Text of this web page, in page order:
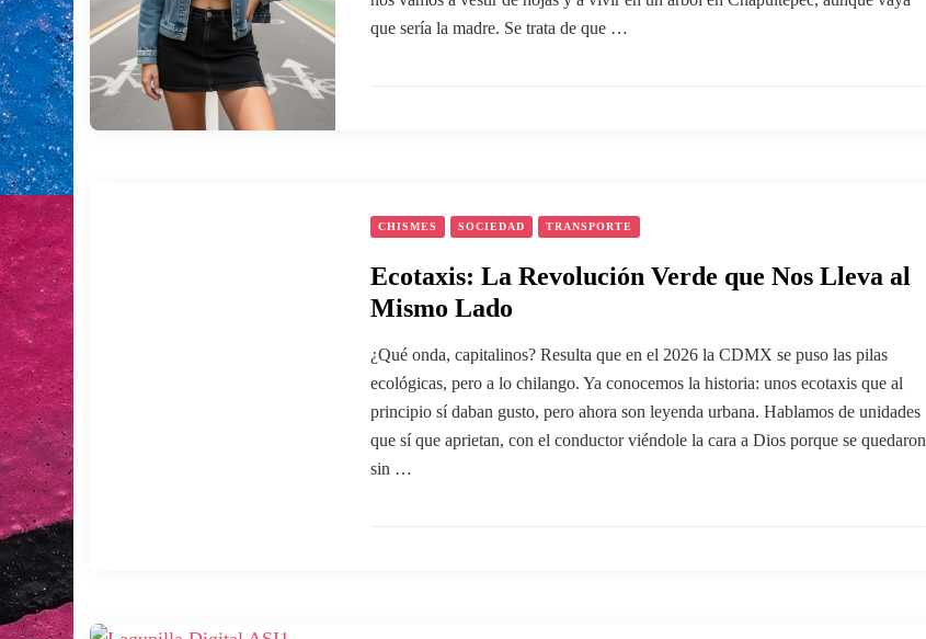
que sería la madre. Se trata de que …
CHISMES SOCIEDAD TRANSPORTE
Ecotaxis: La Revolución Verde que Nos Lleva al
Mismo Lado
¿Qué onda, capitalinos? Resulta que en el 2026 la CDMX se puso las pilas
ecológicas, pero a lo chilango. Ya conocemos la historia: unos ecotaxis que al
principio sí daban gusto, pero ahora son leyenda urbana. Hablamos de unidades
que sí que aprietan, con el conductor viéndole la cara a Dios porque se quedaron
sin …